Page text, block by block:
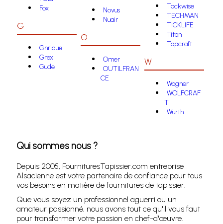
Fox
G
Gnrique
Grex
Gude
Novus
Nuair
O
Omer
OUTILFRAN
CE
Tackwise
TECHMAN
TICKLIFE
Titan
Topcraft
W
Wagner
WOLFCRAF
T
Wurth
Qui sommes nous ?
Depuis 2005, FournituresTapissier.com entreprise
Alsacienne est votre partenaire de confiance pour tous
vos besoins en matière de fournitures de tapissier.
Que vous soyez un professionnel aguerri ou un
amateur passionné, nous avons tout ce qu'il vous faut
pour transformer votre passion en chef-d'œuvre.